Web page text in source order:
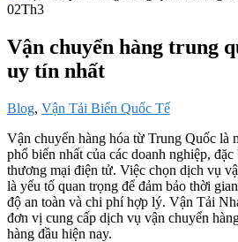
02Th3
Vận chuyển hàng trung
uy tín nhất
Blog, Vận Tải Biển Quốc Tế
Vận chuyển hàng hóa từ Trung Quốc là
phổ biến nhất của các doanh nghiệp,
thương mại điện tử. Việc chọn dịch vụ
là yếu tố quan trọng để đảm bảo thời
độ an toàn và chi phí hợp lý. Vận Tải
đơn vị cung cấp dịch vụ vận chuyển
hàng đầu hiện nay.